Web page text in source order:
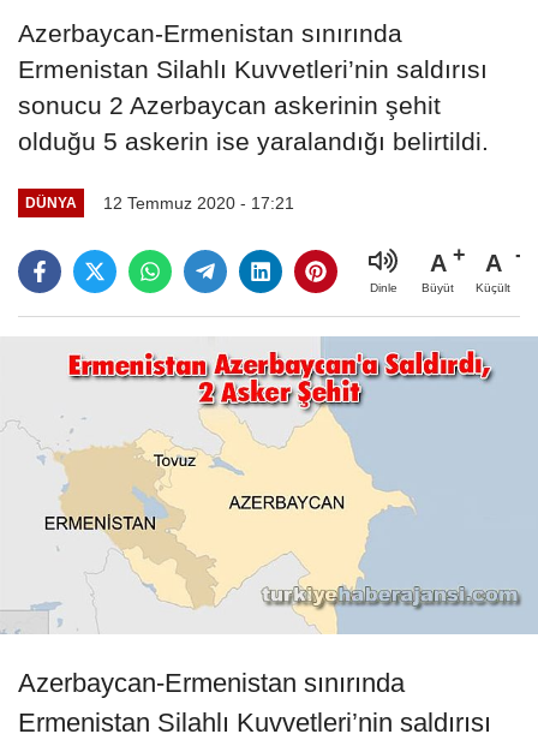
Azerbaycan-Ermenistan sınırında
Ermenistan Silahlı Kuvvetleri’nin saldırısı
sonucu 2 Azerbaycan askerinin şehit
olduğu 5 askerin ise yaralandığı belirtildi.
DÜNYA 12 Temmuz 2020 - 17:21
Dinle
A
Büyüt
A
Küçült
Azerbaycan-Ermenistan sınırında
Ermenistan Silahlı Kuvvetleri’nin saldırısı